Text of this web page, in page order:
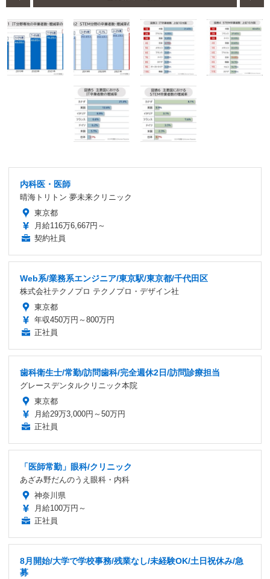
内科医・医師
晴海トリトン 夢未来クリニック
東京都
月給116万6,667円～
契約社員
Web系/業務系エンジニア/東京駅/東京都/千代田区
株式会社テクノプロ テクノプロ・デザイン社
東京都
年収450万円～800万円
正社員
歯科衛生士/常勤/訪問歯科/完全週休2日/訪問診療担当
グレースデンタルクリニック本院
東京都
月給29万3,000円～50万円
正社員
「医師常勤」眼科/クリニック
あざみ野だんのうえ眼科・内科
神奈川県
月給100万円～
正社員
8月開始/大学で学校事務/残業なし/未経験OK/土日祝休み/急
募